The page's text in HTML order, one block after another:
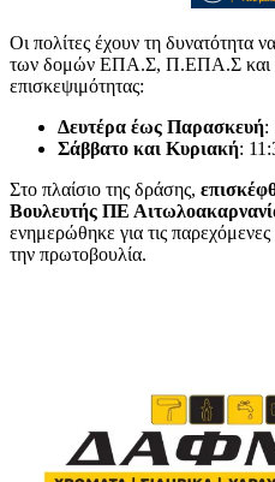
Οι πολίτες έχουν τη δυνατότητα
των δομών ΕΠΑ.Σ, Π.ΕΠΑ.Σ και
επισκεψιμότητας:
Δευτέρα έως Παρασκευή:
Σάββατο και Κυριακή:
Στο πλαίσιο της δράσης,
Βουλευτής ΠΕ
ενημερώθηκε για τις
την πρωτοβουλία.